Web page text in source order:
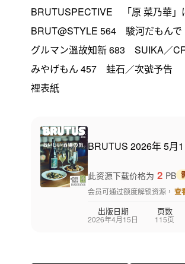
BRUTUSPECTIVE 「原 菜乃華」
BRUT@STYLE 564 駿河だもんで
グルマン溫故知新 683 SUIKA／
みやげもん 457 蛙石／次號予告
裡表紙
BRUTUS 2026年 5月
此资源下载价格为 2 PB
会员可通过额度解锁资源， 查
出版日期
2026年4月15日
页数
115页